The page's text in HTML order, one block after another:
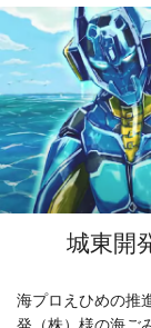
城東開
海プロえひめの推
発（株）様の海ご